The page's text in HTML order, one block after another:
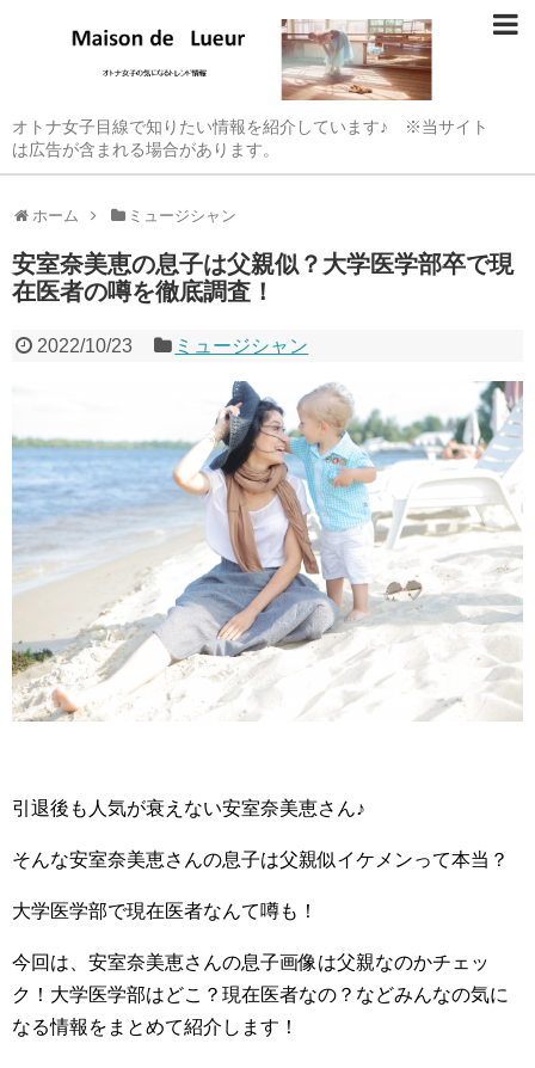
オトナ女子目線で知りたい情報を紹介しています♪ ※当サイト
は広告が含まれる場合があります。
ホーム ミュージシャン
安室奈美恵の息子は父親似？大学医学部卒で現
在医者の噂を徹底調査！
2022/10/23 ミュージシャン
引退後も人気が衰えない安室奈美恵さん♪
そんな安室奈美恵さんの息子は父親似イケメンって本当？
大学医学部で現在医者なんて噂も！
今回は、安室奈美恵さんの息子画像は父親なのかチェッ
ク！大学医学部はどこ？現在医者なの？などみんなの気に
なる情報をまとめて紹介します！